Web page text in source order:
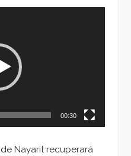
00:30
Nayarit recuperará